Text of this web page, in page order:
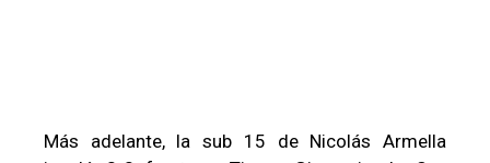
Más adelante, la sub 15 de Nicolás Armella